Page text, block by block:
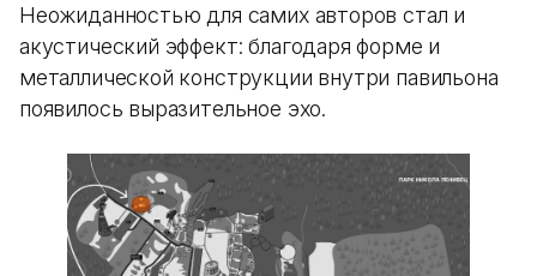
Неожиданностью для самих авторов стал и
акустический эффект: благодаря форме и
металлической конструкции внутри павильона
появилось выразительное эхо.